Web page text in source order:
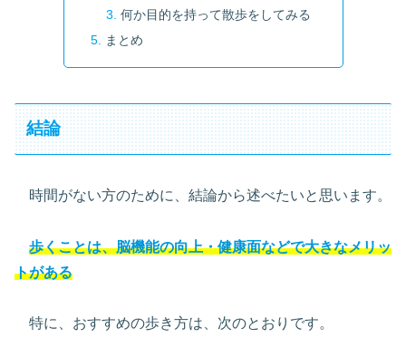
何か目的を持って散歩をしてみる
まとめ
結論
時間がない方のために、結論から述べたいと思います。
歩くことは、脳機能の向上・健康面などで大きなメリッ
トがある
特に、おすすめの歩き方は、次のとおりです。